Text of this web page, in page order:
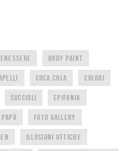
BODY PAINT
COCA COLA COLORI
CUCCIOLI EPIFANIA
FOTO GALLERY
ILLUSIONI OTTICHE